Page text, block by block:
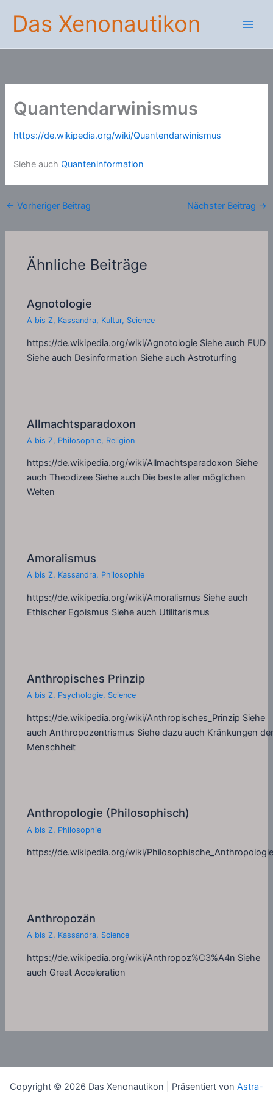
Inhalt
springen
Das Xenonautikon
Quantendarwinismus
https://de.wikipedia.org/wiki/Quantendarwinismus
Siehe auchQuanteninformation
← Vorheriger Beitrag Nächster Beitrag →
Ähnliche Beiträge
Agnotologie
A bis Z, Kassandra, Kultur, Science
https://de.wikipedia.org/wiki/Agnotologie Siehe auch FUD
Siehe auch Desinformation Siehe auch Astroturfing
Allmachtsparadoxon
A bis Z, Philosophie, Religion
https://de.wikipedia.org/wiki/Allmachtsparadoxon Siehe
auch Theodizee Siehe auch Die beste aller möglichen
Welten
Amoralismus
A bis Z, Kassandra, Philosophie
https://de.wikipedia.org/wiki/Amoralismus Siehe auch
Ethischer Egoismus Siehe auch Utilitarismus
Anthropisches Prinzip
A bis Z, Psychologie, Science
https://de.wikipedia.org/wiki/Anthropisches_Prinzip Siehe
auch Anthropozentrismus Siehe dazu auch Kränkungen
Menschheit
Anthropologie (Philosophisch)
A bis Z, Philosophie
https://de.wikipedia.org/wiki/
Anthropozän
A bis Z, Kassandra, Science
https://de.wikipedia.org/wiki/Anthropoz%C3%A4n Siehe
auch Great Acceleration
Copyright © 2026 Das Xenonautikon | Präsentiert von Astra-